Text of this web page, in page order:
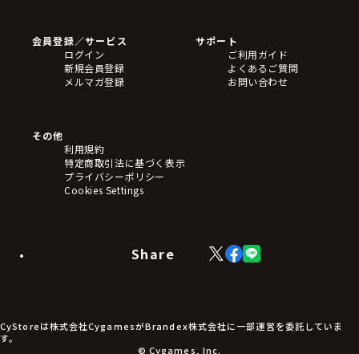
フィギュア
アクリルスタンド
バッジ
キーホルダー・ストラップ
ステッカー・シール・カード
タペストリー・ポスター
アームサポーター
ブレードホルダー
食品・飲料品
アパレル小物
アクセサリー
会員登録／サービス
ログイン
新規会員登録
メルマガ登録
サポート
ご利用ガイド
よくあるご質問
お問い合わせ
その他
利用規約
特定商取引法に基づく表示
プライバシーポリシー
Cookies Settings
Share
X
(Twitter)
Facebook
LINE
CyStoreは株式会社CygamesがBrandex株式会社に一部運営を委託していま
す。
© Cygames, Inc.